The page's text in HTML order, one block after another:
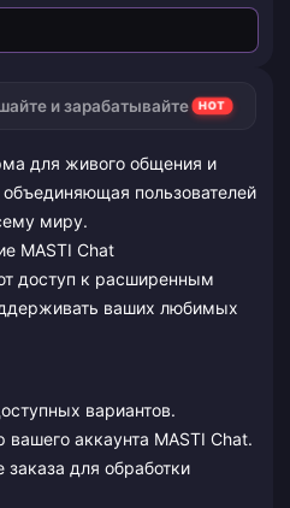
и зарабатывайте HOT
для живого общения и
пользователей
миру.
MASTI Chat
доступ к расширенным
ваших любимых
вариантов.
вашего аккаунта MASTI Chat.
для обработки